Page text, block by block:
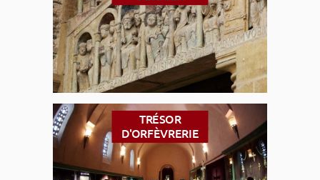
TRÉSOR
D'ORFÈVRERIE